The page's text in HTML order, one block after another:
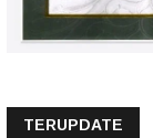
TERUPDATE